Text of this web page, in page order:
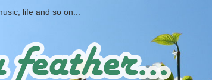
life and so on...